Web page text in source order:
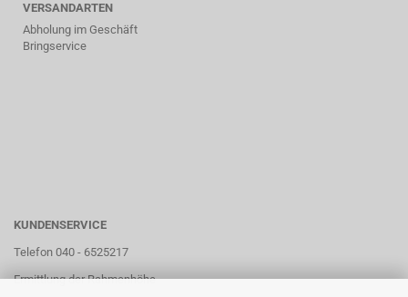
VERSANDARTEN
Abholung im Geschäft
Bringservice
KUNDENSERVICE
Telefon 040 - 6525217
Ermittlung der Rahmenhöhe